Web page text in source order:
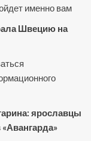
именно вам
Швецию на
ярославцы